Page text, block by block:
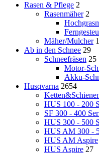
Rasen & Pflege 2
Rasenmäher 2
Mäher/Mulcher 1
Ab in den Schnee 29
Schneefräsen 25
Motor-
Akku-
Husqvarna 2654
HUS 100 - 200
SF 300 - 400
HUS 300 - 500
HUS AM 300 -
HUS AM Aspire
HUS Aspire 27